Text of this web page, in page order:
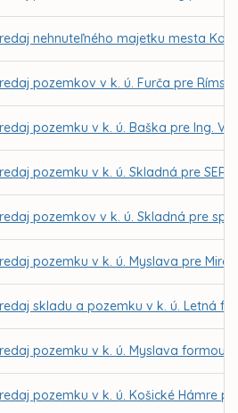
nehnuteľného majetku mesta
pozemkov v k. ú. Furča pre
pozemku v k. ú. Baška pre Ing.
pozemku v k. ú. Skladná pre
pozemkov v k. ú. Skladná pre
pozemku v k. ú. Myslava pre
skladu a pozemku v k. ú. Letná
pozemku v k. ú. Myslava formou
pozemku v k. ú. Košické Hámre